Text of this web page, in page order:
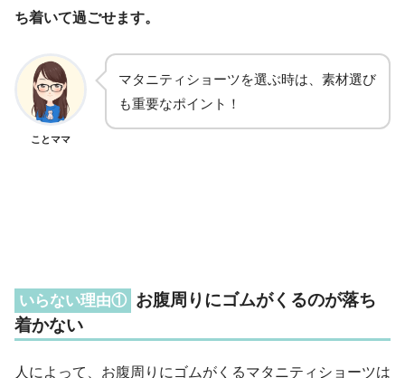
ち着いて過ごせます。
ことママ
マタニティショーツを選ぶ時は、素材選び
も重要なポイント！
いらない理由① お腹周りにゴムがくるのが落ち
着かない
人によって、お腹周りにゴムがくるマタニティショーツは